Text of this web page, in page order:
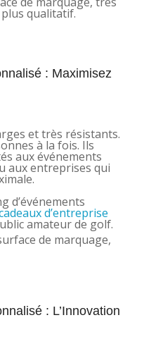
qualitatif.
: Maximisez
et très résistants.
à la fois. Ils
aux événements
aux entreprises qui
d’événements
d’entreprise
amateur de golf.
de marquage,
: L’Innovation